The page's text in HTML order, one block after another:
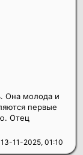
13-11-2025, 01:10
Она молода и
первые
Отец